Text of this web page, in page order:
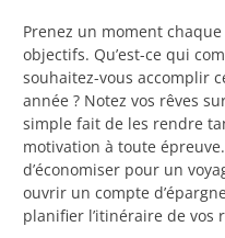
Prenez un moment
objectifs. Qu’est-ce qui
souhaitez-vous accomplir
année ? Notez vos rêves
simple fait de les rendre
motivation à toute
d’économiser pour un
ouvrir un compte
planifier l’itinéraire de vos